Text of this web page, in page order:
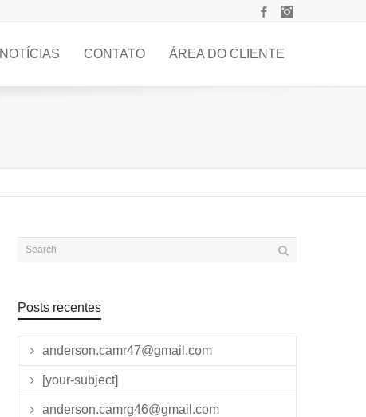
Facebook
NOTÍCIAS CONTATO ÁREA DO CLIENTE
Posts recentes
anderson.camr47@gmail.com
[your-subject]
anderson.camrg46@gmail.com